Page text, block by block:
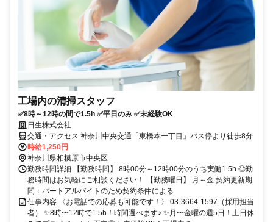
工場内の清掃スタッフ
✅8時～12時の間で1.5h ✅平日のみ ✅未経験OK
日生株式会社
交通・アクセス 神奈川中央交通「東橋本一丁目」バス停より徒歩8分
時給1,250円
神奈川県相模原市中央区
勤務時間詳細 【勤務時間】 8時00分～12時00分のうち実働1.5h ◎勤
務時間はお気軽にご相談ください！ 【勤務曜日】 月～金 契約更新期
間：パートアルバイトのため契約条件による
仕事内容 〈お電話での応募も可能です！〉 03-3664-1597（採用担当
者） ✨8時〜12時で1.5h！時間選べます♪ ✨月〜金曜の週5日！土日休